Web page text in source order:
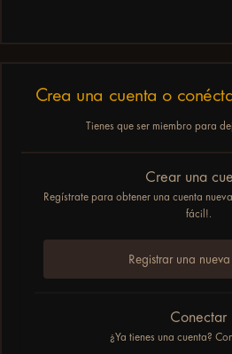
Crea una cuenta o
Tienes que ser miembro para
Crear una
Regístrate para obtener una cuenta
fácil!.
Registrar una
Conectar
¿Ya tienes una cuenta?